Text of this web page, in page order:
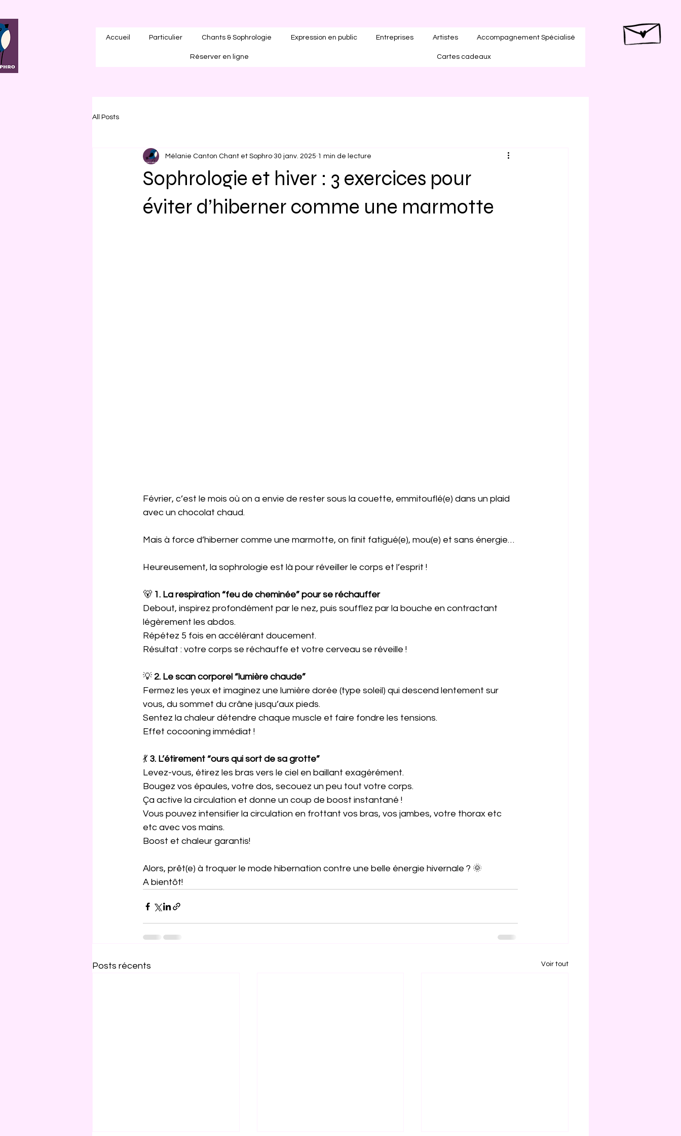
Accueil Particulier Chants & Sophrologie Expression en public Entreprises Artistes Accompagnement Spécialisé
Réserver en ligne Cartes cadeaux
All Posts
Sophrologie et hiver : 3 exercices pour
éviter d’hiberner comme une marmotte
Mélanie Canton Chant et Sophro 30 janv. 2025 1 min de lecture
Février, c’est le mois où on a envie de rester sous la couette, emmitouflé(e) dans un plaid
avec un chocolat chaud.
Mais à force d’hiberner comme une marmotte, on finit fatigué(e), mou(e) et sans énergie…
Heureusement, la sophrologie est là pour réveiller le corps et l’esprit !
🐻 1. La respiration “feu de cheminée” pour se réchauffer
Debout, inspirez profondément par le nez, puis soufflez par la bouche en contractant
légèrement les abdos.
Répétez 5 fois en accélérant doucement.
Résultat : votre corps se réchauffe et votre cerveau se réveille !
💡 2. Le scan corporel “lumière chaude”
Fermez les yeux et imaginez une lumière dorée (type soleil) qui descend lentement sur
vous, du sommet du crâne jusqu’aux pieds.
Sentez la chaleur détendre chaque muscle et faire fondre les tensions.
Effet cocooning immédiat !
💃 3. L’étirement “ours qui sort de sa grotte”
Levez-vous, étirez les bras vers le ciel en baillant exagérément.
Bougez vos épaules, votre dos, secouez un peu tout votre corps.
Ça active la circulation et donne un coup de boost instantané !
Vous pouvez intensifier la circulation en frottant vos bras, vos jambes, votre thorax etc
etc avec vos mains.
Boost et chaleur garantis!
Alors, prêt(e) à troquer le mode hibernation contre une belle énergie hivernale ? 🌞
A bientôt!
Posts récents Voir tout